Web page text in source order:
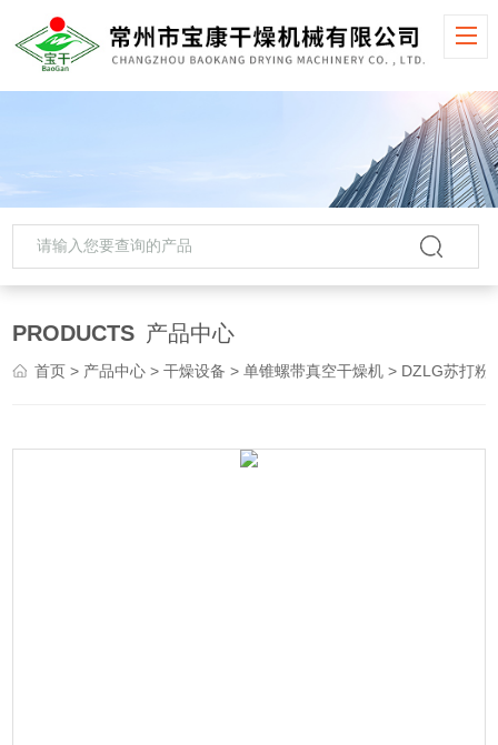
PRODUCTS 产品中心
首页 > 产品中心 >干燥设备 >单锥螺带真空干燥机 > DZLG苏打粉单锥螺带真空干燥机